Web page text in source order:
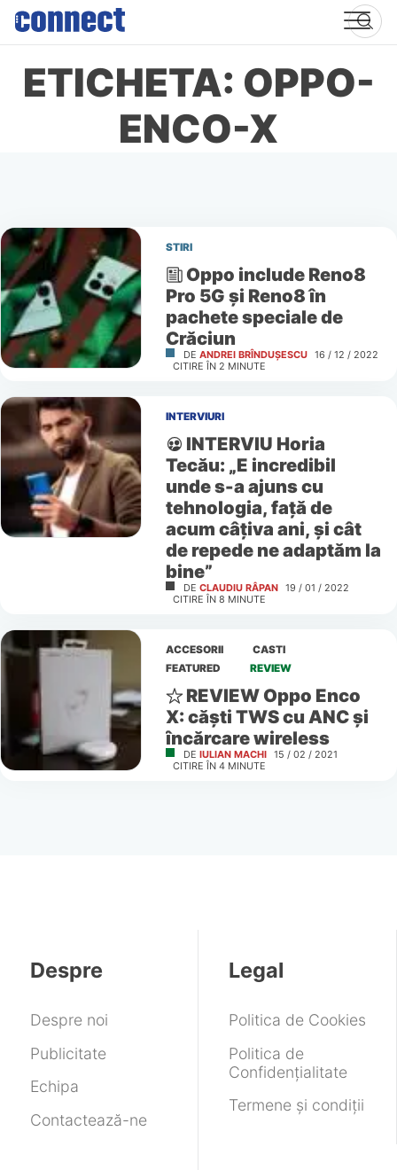
Skip
content
ETICHETA: OPPO-
ENCO-X
STIRI
Oppo include Reno8
Pro 5G și Reno8 în
pachete speciale de
Crăciun
DE ANDREI BRÎNDUȘESCU 16 / 12 / 2022
CITIRE ÎN 2 MINUTE
INTERVIURI
INTERVIU Horia
Tecău: „E incredibil
unde s-a ajuns cu
tehnologia, față de
acum câțiva ani, și cât
de repede ne adaptăm la
bine”
DE CLAUDIU RÂPAN 19 / 01 / 2022
CITIRE ÎN 8 MINUTE
ACCESORII
CASTI
FEATURED
REVIEW
REVIEW Oppo Enco
X: căști TWS cu ANC și
încărcare wireless
DE IULIAN MACHI 15 / 02 / 2021
CITIRE ÎN 4 MINUTE
Despre
Despre noi
Publicitate
Echipa
Contactează-ne
Legal
Politica de Cookies
Politica de
Confidențialitate
Termene și condiții